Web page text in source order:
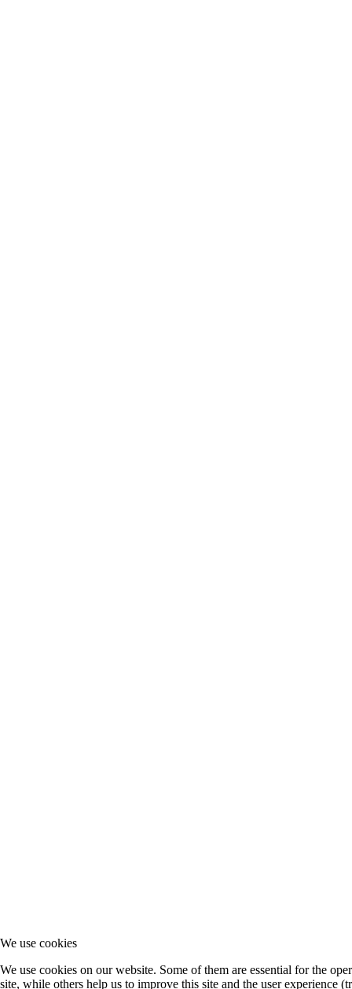
We use cookies
We use cookies on our website. Some of them are essential for the
site, while others help us to improve this site and the user experience